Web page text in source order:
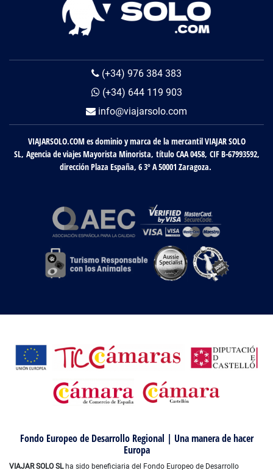
(+34) 976 384 383
(+34) 644 119 903
info@viajarsolo.com
VIAJARSOLO.COM es dominio y marca de la mercantil VIAJAR SOLO
SL, Agencia de viajes Mayorista Minorista, título CAA 0458, CIF B-67993592,
dirección Plaza España, 6 3º A 50001 Zaragoza.
Fondo Europeo de Desarrollo Regional | Una manera de hacer
Europa
VIAJAR SOLO SLha sido beneficiaria del Fondo Europeo de Desarrollo